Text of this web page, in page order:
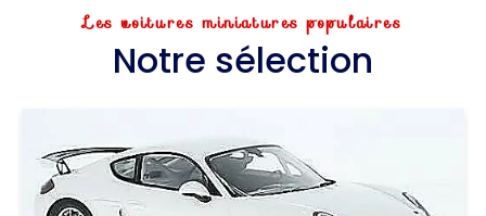
Les voitures miniatures populaires
Notre sélection